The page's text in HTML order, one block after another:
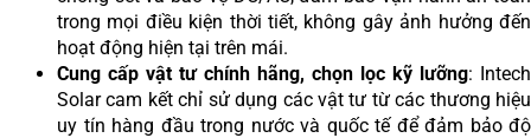
trong mọi điều kiện thời tiết, không gây ảnh hưởng đến
hoạt động hiện tại trên mái.
Cung cấp vật tư chính hãng, chọn lọc kỹ lưỡng: Intech
Solar cam kết chỉ sử dụng các vật tư từ các thương hiệu
uy tín hàng đầu trong nước và quốc tế để đảm bảo độ